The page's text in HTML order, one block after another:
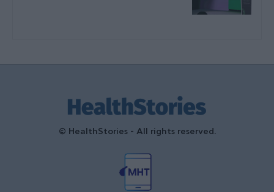
© HealthStories - All rights reserved.